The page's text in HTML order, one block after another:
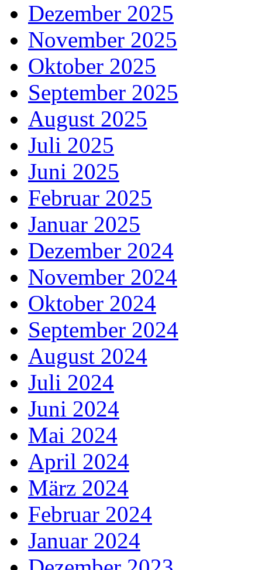
Dezember 2025
November 2025
Oktober 2025
September 2025
August 2025
Juli 2025
Juni 2025
Februar 2025
Januar 2025
Dezember 2024
November 2024
Oktober 2024
September 2024
August 2024
Juli 2024
Juni 2024
Mai 2024
April 2024
März 2024
Februar 2024
Januar 2024